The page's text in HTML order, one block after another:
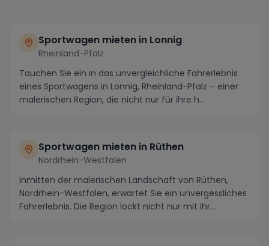
Sportwagen mieten in Lonnig
Rheinland-Pfalz
Tauchen Sie ein in das unvergleichliche Fahrerlebnis
eines Sportwagens in Lonnig, Rheinland-Pfalz – einer
malerischen Region, die nicht nur für ihre h...
Sportwagen mieten in Rüthen
Nordrhein-Westfalen
Inmitten der malerischen Landschaft von Rüthen,
Nordrhein-Westfalen, erwartet Sie ein unvergessliches
Fahrerlebnis. Die Region lockt nicht nur mit ihr...